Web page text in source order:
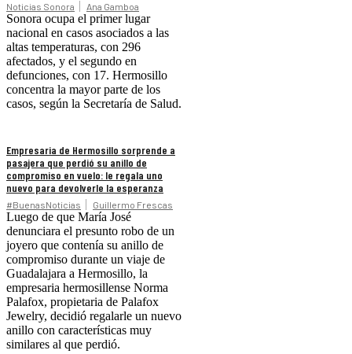
Noticias Sonora Ana Gamboa
Sonora ocupa el primer lugar
nacional en casos asociados a las
altas temperaturas, con 296
afectados, y el segundo en
defunciones, con 17. Hermosillo
concentra la mayor parte de los
casos, según la Secretaría de Salud.
Empresaria de Hermosillo sorprende a
pasajera que perdió su anillo de
compromiso en vuelo: le regala uno
nuevo para devolverle la esperanza
#BuenasNoticias Guillermo Frescas
Luego de que María José
denunciara el presunto robo de un
joyero que contenía su anillo de
compromiso durante un viaje de
Guadalajara a Hermosillo, la
empresaria hermosillense Norma
Palafox, propietaria de Palafox
Jewelry, decidió regalarle un nuevo
anillo con características muy
similares al que perdió.